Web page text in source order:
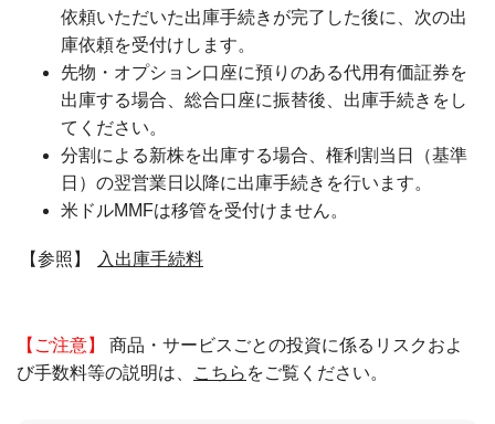
依頼いただいた出庫手続きが完了した後に、次の出
庫依頼を受付けします。
先物・オプション口座に預りのある代用有価証券を
出庫する場合、総合口座に振替後、出庫手続きをし
てください。
分割による新株を出庫する場合、権利割当日（基準
日）の翌営業日以降に出庫手続きを行います。
米ドルMMFは移管を受付けません。
【参照】 入出庫手続料
【ご注意】
商品・サービスごとの投資に係るリスクおよ
び手数料等の説明は、
こちら をご覧ください。